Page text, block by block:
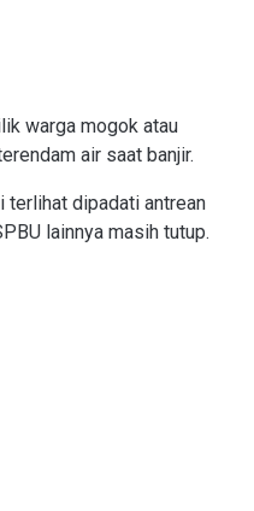
warga mogok atau
air saat banjir.
terlihat dipadati antrean
lainnya masih tutup.